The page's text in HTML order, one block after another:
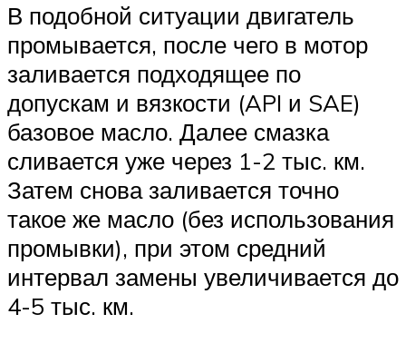
В подобной ситуации двигатель
промывается, после чего в мотор
заливается подходящее по
допускам и вязкости (API и SAE)
базовое масло. Далее смазка
сливается уже через 1-2 тыс. км.
Затем снова заливается точно
такое же масло (без использования
промывки), при этом средний
интервал замены увеличивается до
4-5 тыс. км.